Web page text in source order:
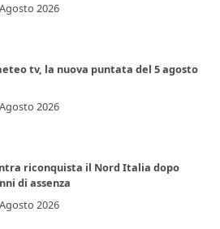
2026
tv, la nuova puntata del 5 agosto
2026
riconquista il Nord Italia dopo
di assenza
2026